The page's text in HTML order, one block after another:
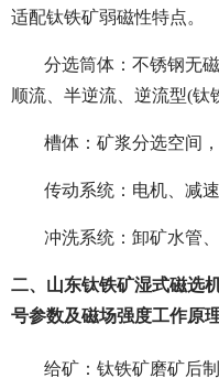
适配钛铁矿弱磁性特点。
分选筒体：不锈钢无
顺流、半逆流、逆流型(钛
槽体：矿浆分选空间
传动系统：电机、减
冲洗系统：卸矿水管
二、山东钛铁矿湿式磁选
号参数及磁场强度工作原
给矿：钛铁矿磨矿后